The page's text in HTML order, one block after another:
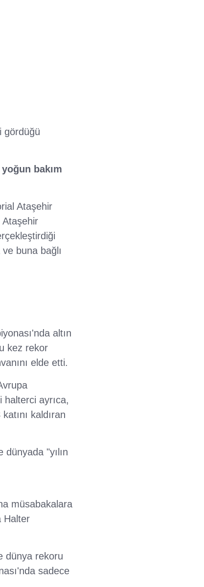
gördüğü
bakım
Ataşehir
buna bağlı
altın
kez rekor
elde etti.
ayrıca,
kaldıran
"yılın
müsabakalara
Halter
dünya rekoru
sadece